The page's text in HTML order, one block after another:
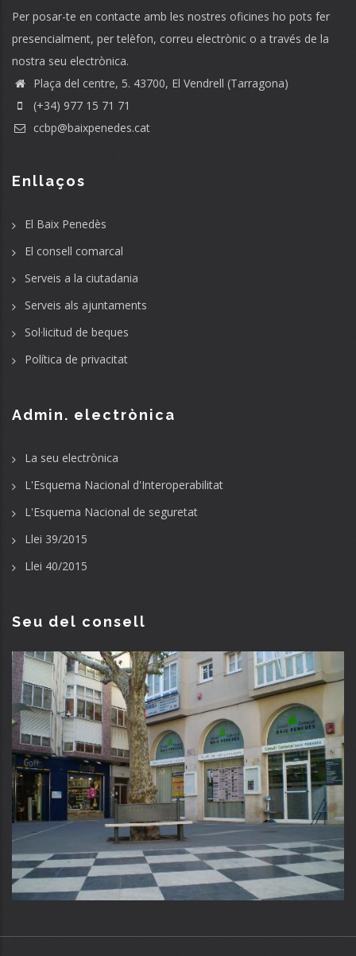
Per posar-te en contacte amb les nostres oficines ho pots fer
presencialment, per telèfon, correu electrònic o a través de la
nostra seu electrònica.
Plaça del centre, 5. 43700, El Vendrell (Tarragona)
(+34) 977 15 71 71
ccbp@baixpenedes.cat
Enllaços
El Baix Penedès
El consell comarcal
Serveis a la ciutadania
Serveis als ajuntaments
Sol·licitud de beques
Política de privacitat
Admin. electrònica
La seu electrònica
L'Esquema Nacional d'Interoperabilitat
L'Esquema Nacional de seguretat
Llei 39/2015
Llei 40/2015
Seu del consell